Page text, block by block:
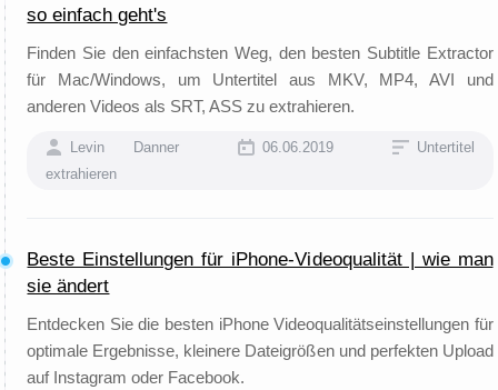
so einfach geht's
Finden Sie den einfachsten Weg, den besten Subtitle Extractor
für Mac/Windows, um Untertitel aus MKV, MP4, AVI und
anderen Videos als SRT, ASS zu extrahieren.
Levin Danner 06.06.2019
Untertitel
extrahieren
Beste Einstellungen für iPhone-Videoqualität | wie man
sie ändert
Entdecken Sie die besten iPhone Videoqualitätseinstellungen für
optimale Ergebnisse, kleinere Dateigrößen und perfekten Upload
auf Instagram oder Facebook.